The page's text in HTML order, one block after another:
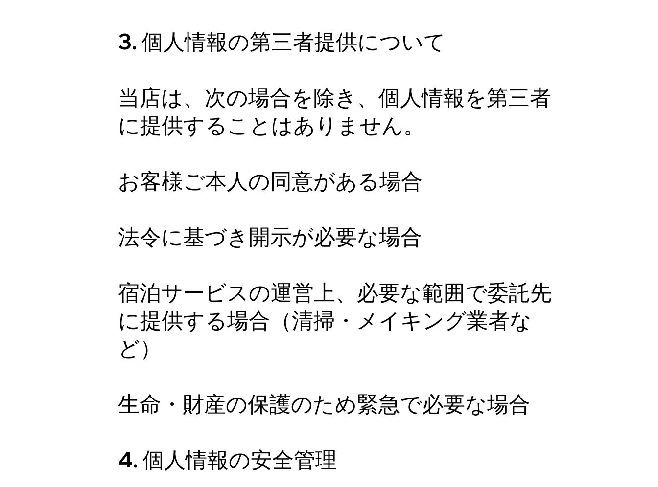
3. 個人情報の第三者提供について
当店は、次の場合を除き、個人情報を第三者
に提供することはありません。
お客様ご本人の同意がある場合
法令に基づき開示が必要な場合
宿泊サービスの運営上、必要な範囲で委託先
に提供する場合（清掃・メイキング業者な
ど）
生命・財産の保護のため緊急で必要な場合
4. 個人情報の安全管理